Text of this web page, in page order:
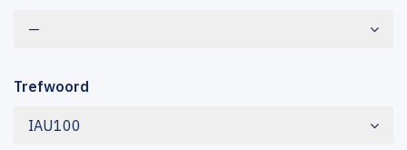
—
Trefwoord
IAU100